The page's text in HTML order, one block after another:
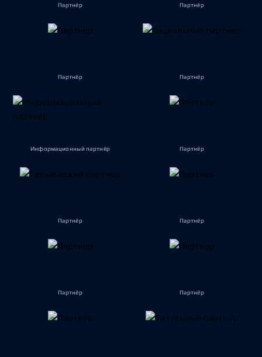
Партнёр Партнёр
Партнёр Партнёр
Информационный партнёр Партнёр
Партнёр Партнёр
Партнёр Партнёр